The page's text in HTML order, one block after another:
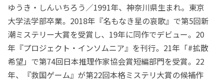
ゆうき・しんいちろう／1991年、神奈川県生まれ。東京
大学法学部卒業。2018年『名もなき星の哀歌』で第5回新
潮ミステリー大賞を受賞し、19年に同作でデビュー。20
年『プロジェクト・インソムニア』を刊行。21年「#拡散
希望」で第74回日本推理作家協会賞短編部門を受賞。22
年、『救国ゲーム』が第22回本格ミステリ大賞の候補作